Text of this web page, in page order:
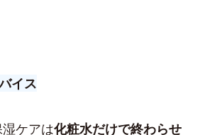
イス
ケアは化粧水だけで終わらせ